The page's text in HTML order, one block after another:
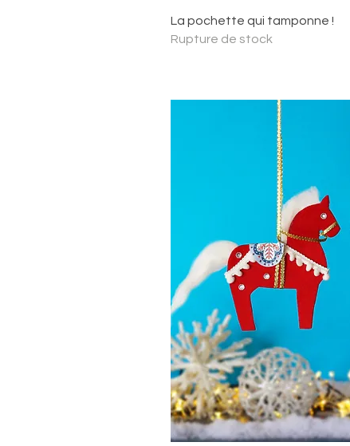
Aperçu
La pochette qui tamponne !
Rupture de stock